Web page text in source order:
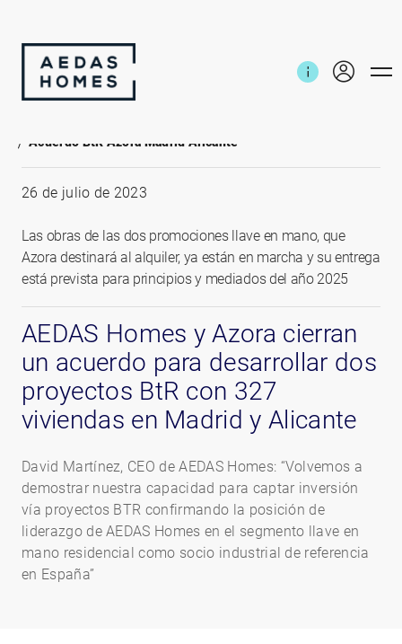
26 de julio de 2023
Las obras de las dos promociones llave en mano, que
Azora destinará al alquiler, ya están en marcha y su entrega
está prevista para principios y mediados del año 2025
AEDAS Homes y Azora cierran
un acuerdo para desarrollar dos
proyectos BtR con 327
viviendas en Madrid y Alicante
David Martínez, CEO de AEDAS Homes: “Volvemos a
demostrar nuestra capacidad para captar inversión
vía proyectos BTR confirmando la posición de
liderazgo de AEDAS Homes en el segmento llave en
mano residencial como socio industrial de referencia
en España”
Acuerdo BtR Azora Madrid Alicante